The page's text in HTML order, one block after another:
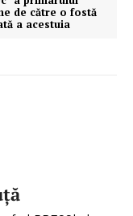
de către o fostă
a acestuia